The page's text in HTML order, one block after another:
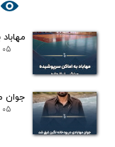
۰۵ مرداد ۰۵
جوان
۰۵ مرداد ۰۵